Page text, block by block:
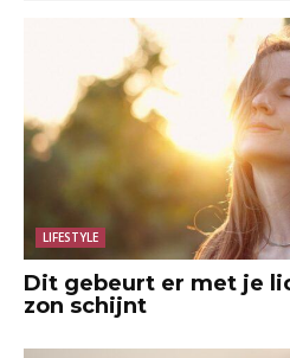
LIFESTYLE
Dit gebeurt er met je
zon schijnt